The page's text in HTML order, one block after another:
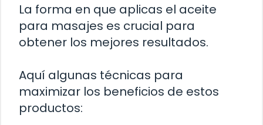
La forma en que aplicas el aceite
para masajes es crucial para
obtener los mejores resultados.
Aquí algunas técnicas para
maximizar los beneficios de estos
productos: